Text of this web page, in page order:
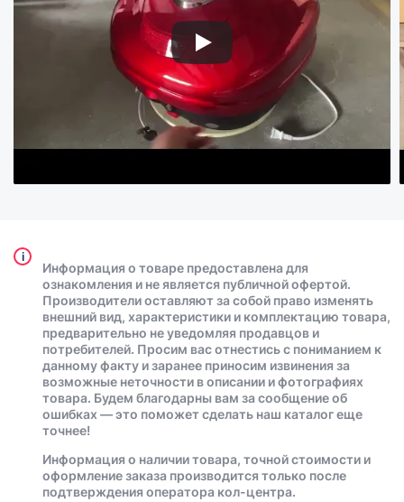
i
Информация о товаре предоставлена для
ознакомления и не является публичной офертой.
Производители оставляют за собой право изменять
внешний вид, характеристики и комплектацию товара,
предварительно не уведомляя продавцов и
потребителей. Просим вас отнестись с пониманием к
данному факту и заранее приносим извинения за
возможные неточности в описании и фотографиях
товара. Будем благодарны вам за сообщение об
ошибках — это поможет сделать наш каталог еще
точнее!
Информация о наличии товара, точной стоимости и
оформление заказа производится только после
подтверждения оператора кол-центра.